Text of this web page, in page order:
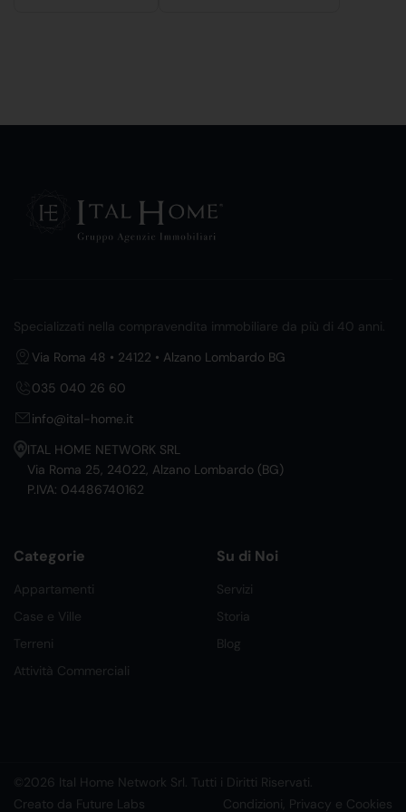
Specializzati nella compravendita immobiliare da più di 40 anni.
Via Roma 48 • 24122 • Alzano Lombardo BG
035 040 26 60
info@ital-home.it
ITAL HOME NETWORK SRL
Via Roma 25, 24022, Alzano Lombardo (BG)
P.IVA: 04486740162
Categorie
Appartamenti
Case e Ville
Terreni
Attività Commerciali
Su di Noi
Servizi
Storia
Blog
©2026 Ital Home Network Srl. Tutti i Diritti Riservati.
Creato da Future Labs
Condizioni, Privacy e Cookies